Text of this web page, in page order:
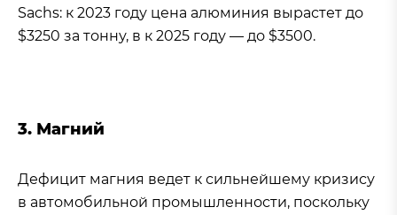
Sachs: к 2023 году цена алюминия вырастет до
$3250 за тонну, в к 2025 году — до $3500.
3. Магний
Дефицит магния ведет к сильнейшему кризису
в автомобильной промышленности, поскольку